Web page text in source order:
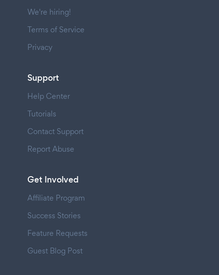
We're hiring!
Terms of Service
Privacy
Support
Help Center
Tutorials
Contact Support
Report Abuse
Get Involved
Affiliate Program
Success Stories
Feature Requests
Guest Blog Post